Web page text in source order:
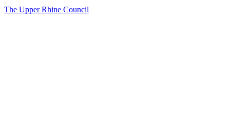
The Upper Rhine Council